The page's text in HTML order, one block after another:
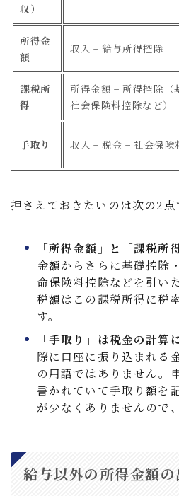
収）
所得金
額
収入 − 給与所得控除
課税所
得
所得金額 − 所得控除（
社会保険料控除など）
手取り 収入 − 税金 − 社会保険
押さえておきたいのは次の2点
「所得金額」と「課税所
金額からさらに基礎控除
命保険料控除などを引い
税額はこの課税所得に税
す。
「手取り」は税金の計算
際に口座に振り込まれる
の用語ではありません。
書かれていて手取り額を
が少なくありませんので
給与以外の所得金額